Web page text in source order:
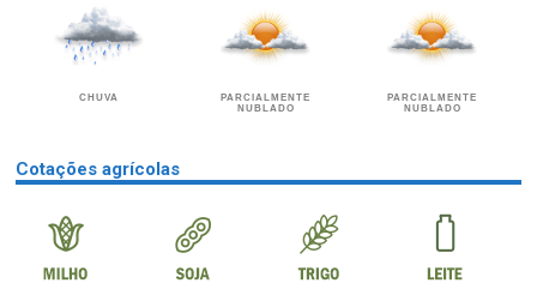
CHUVA
PARCIALMENTE
NUBLADO
PARCIALMENTE
NUBLADO
Cotações agrícolas